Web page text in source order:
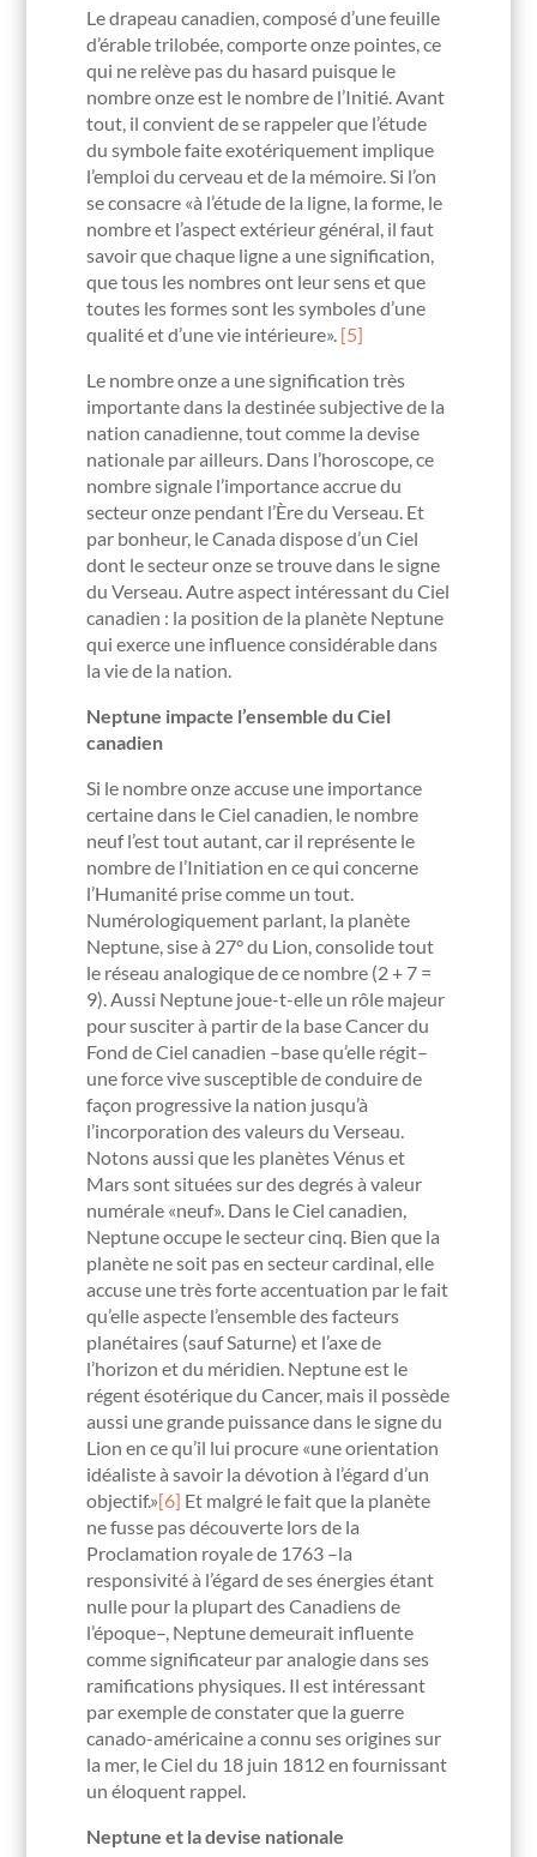
Le drapeau canadien, composé d’une feuille
d’érable trilobée, comporte onze pointes, ce
qui ne relève pas du hasard puisque le
nombre onze est le nombre de l’Initié. Avant
tout, il convient de se rappeler que l’étude
du symbole faite exotériquement implique
l’emploi du cerveau et de la mémoire. Si l’on
se consacre «à l’étude de la ligne, la forme, le
nombre et l’aspect extérieur général, il faut
savoir que chaque ligne a une signification,
que tous les nombres ont leur sens et que
toutes les formes sont les symboles d’une
qualité et d’une vie intérieure». [5]
Le nombre onze a une signification très
importante dans la destinée subjective de la
nation canadienne, tout comme la devise
nationale par ailleurs. Dans l’horoscope, ce
nombre signale l’importance accrue du
secteur onze pendant l’Ère du Verseau. Et
par bonheur, le Canada dispose d’un Ciel
dont le secteur onze se trouve dans le signe
du Verseau. Autre aspect intéressant du Ciel
canadien : la position de la planète Neptune
qui exerce une influence considérable dans
la vie de la nation.
Neptune impacte l’ensemble du Ciel
canadien
Si le nombre onze accuse une importance
certaine dans le Ciel canadien, le nombre
neuf l’est tout autant, car il représente le
nombre de l’Initiation en ce qui concerne
l’Humanité prise comme un tout.
Numérologiquement parlant, la planète
Neptune, sise à 27° du Lion, consolide tout
le réseau analogique de ce nombre (2 + 7 =
9). Aussi Neptune joue-t-elle un rôle majeur
pour susciter à partir de la base Cancer du
Fond de Ciel canadien –base qu’elle régit–
une force vive susceptible de conduire de
façon progressive la nation jusqu’à
l’incorporation des valeurs du Verseau.
Notons aussi que les planètes Vénus et
Mars sont situées sur des degrés à valeur
numérale «neuf». Dans le Ciel canadien,
Neptune occupe le secteur cinq. Bien que la
planète ne soit pas en secteur cardinal, elle
accuse une très forte accentuation par le fait
qu’elle aspecte l’ensemble des facteurs
planétaires (sauf Saturne) et l’axe de
l’horizon et du méridien. Neptune est le
régent ésotérique du Cancer, mais il possède
aussi une grande puissance dans le signe du
Lion en ce qu’il lui procure «une orientation
idéaliste à savoir la dévotion à l’égard d’un
objectif.»[6] Et malgré le fait que la planète
ne fusse pas découverte lors de la
Proclamation royale de 1763 –la
responsivité à l’égard de ses énergies étant
nulle pour la plupart des Canadiens de
l’époque–, Neptune demeurait influente
comme significateur par analogie dans ses
ramifications physiques. Il est intéressant
par exemple de constater que la guerre
canado-américaine a connu ses origines sur
la mer, le Ciel du 18 juin 1812 en fournissant
un éloquent rappel.
Neptune et la devise nationale